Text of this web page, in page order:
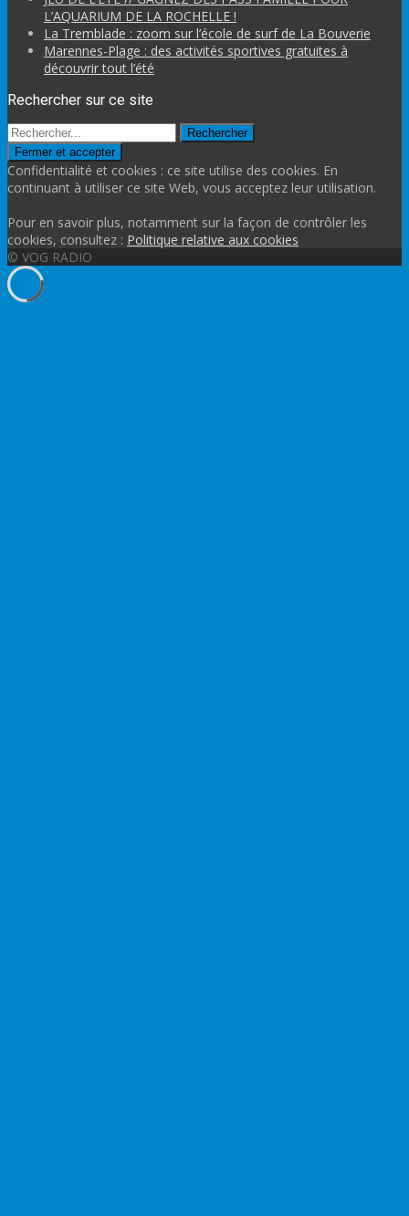
L’AQUARIUM DE LA ROCHELLE !
La Tremblade : zoom sur l’école de surf de La Bouverie
Marennes-Plage : des activités sportives gratuites à
découvrir tout l’été
Rechercher sur ce site
Rechercher
Confidentialité et cookies : ce site utilise des cookies. En
continuant à utiliser ce site Web, vous acceptez leur utilisation.
Pour en savoir plus, notamment sur la façon de contrôler les
cookies, consultez : Politique relative aux cookies
© VOG RADIO